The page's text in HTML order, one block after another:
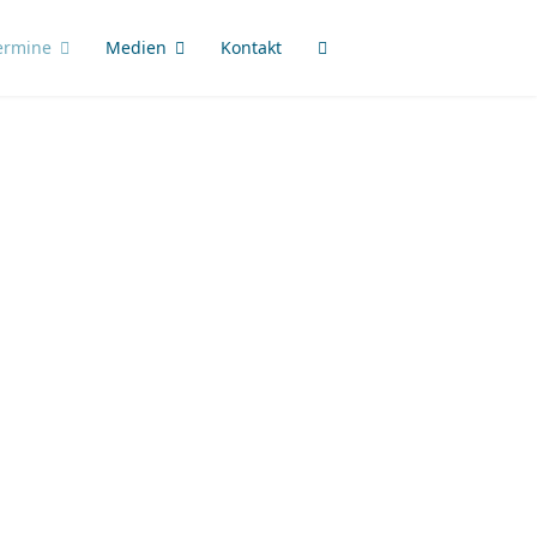
Medien Kontakt